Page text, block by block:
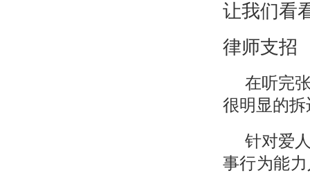
让我们看
律师支招
在听完
很明显的
针对爱
事行为能